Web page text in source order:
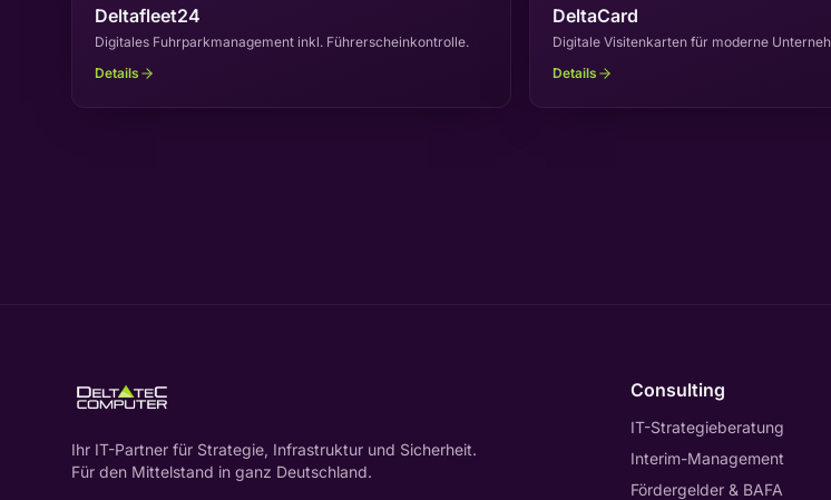
Deltafleet24
Digitales Fuhrparkmanagement inkl. Führerscheinkontrolle.
Details
DeltaCard
Digitale Visitenkarten für moderne
Details
Ihr IT-Partner für Strategie, Infrastruktur und Sicherheit.
Für den Mittelstand in ganz Deutschland.
Consulting
IT-Strategieberatung
Interim-Management
Fördergelder & BAFA